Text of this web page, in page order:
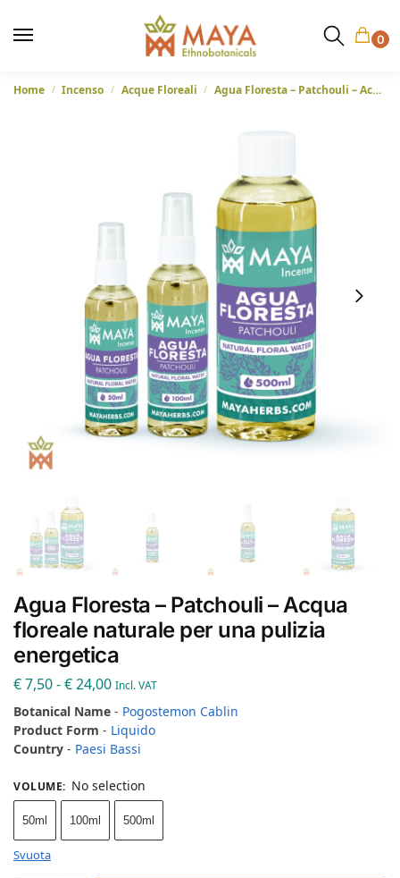
0
Home / Incenso / Acque Floreali / Agua Floresta – Patchouli – Acqua floreale naturale per una pulizia energetica
Agua Floresta – Patchouli – Acqua
floreale naturale per una pulizia
energetica
€7,50-€24,00 Incl. VAT
Botanical Name - Pogostemon Cablin
Product Form - Liquido
Country - Paesi Bassi
VOLUME: No selection
50ml 100ml 500ml
Svuota